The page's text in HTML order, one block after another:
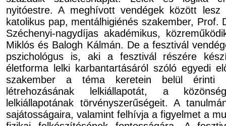
nyitóestre. A meghívott vendégek között
katolikus pap, mentálhigiénés szakember, Prof.
Széchenyi-nagydíjas akadémikus,
Miklós és Balogh Kálmán. De a fesztivál
pszichológus is, aki a fesztivál részére
életforma lelki karbantartásáról szóló egyedi
szakember a téma keretein belül érinti
létrehozásának lelkiállapotát, a
lelkiállapotának tör­vény­sze­rű­ségeit. A
sajátosságaira, valamint felhívja a figyelmet a